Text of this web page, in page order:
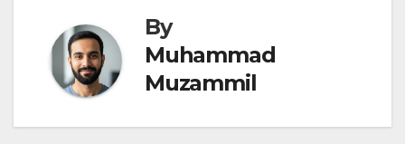
By
Muhammad
Muzammil